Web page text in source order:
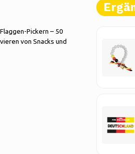
Pickern – 50
von Snacks und